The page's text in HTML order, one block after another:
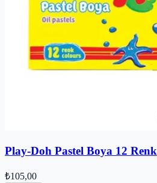
Play-Doh Pastel Boya 12 Renk
₺105,00